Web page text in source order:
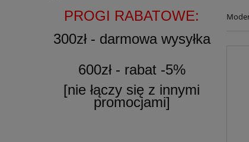
PROGI RABATOWE:
300zł - darmowa wysyłka
600zł - rabat -5%
[nie łączy się z innymi
promocjami]